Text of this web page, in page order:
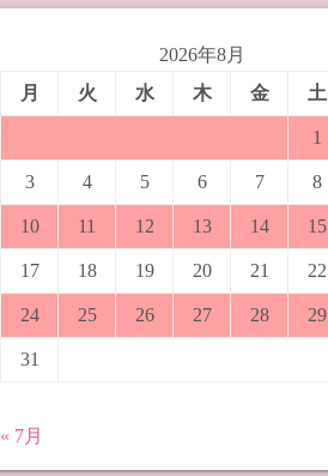
2026年8月
月
火 水 木 金 土
1
3 4 5 6 7 8
10 11 12 13 14 15
17 18 19 20 21 22
24 25 26 27 28 29
31
« 7月